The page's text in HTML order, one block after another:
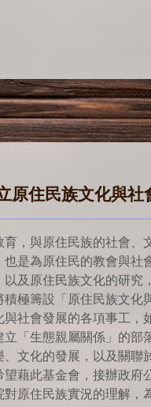
原住民族文化與
育，與原住民族的社會、
也是為原住民的教會與社
及原住民族文化的研究
積極籌設「原住民族文化
與社會發展的各項事工，
立「生態親屬關係」的部
、文化的發展，以及關聯
望藉此基金會，接辦政府
原住民族實況的理解，